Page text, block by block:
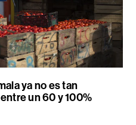
ya no es tan
un 60 y 100%